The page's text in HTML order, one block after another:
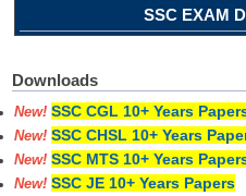
SSC EXAM
Downloads
New! SSC CGL 10+ Years
New! SSC CHSL 10+ Years
New! SSC MTS 10+ Years
New! SSC JE 10+ Years Papers